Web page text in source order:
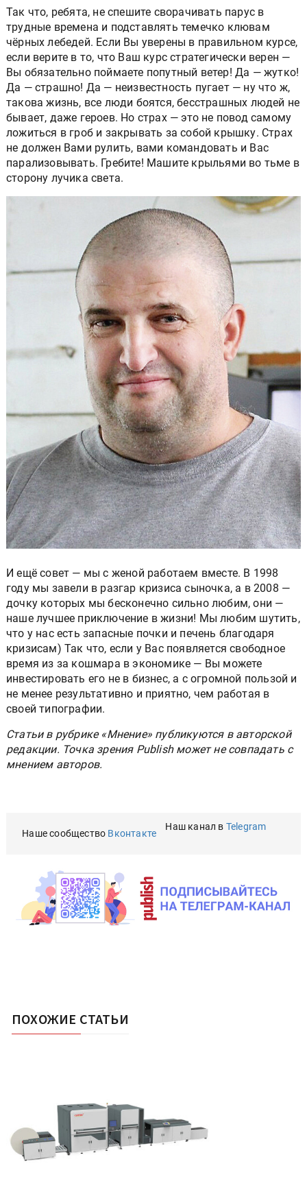
Так что, ребята, не спешите сворачивать парус в
трудные времена и подставлять темечко клювам
чёрных лебедей. Если Вы уверены в правильном курсе,
если верите в то, что Ваш курс стратегически верен —
Вы обязательно поймаете попутный ветер! Да — жутко!
Да — страшно! Да — неизвестность пугает — ну что ж,
такова жизнь, все люди боятся, бесстрашных людей не
бывает, даже героев. Но страх — это не повод самому
ложиться в гроб и закрывать за собой крышку. Страх
не должен Вами рулить, вами командовать и Вас
парализовывать. Гребите! Машите крыльями во тьме в
сторону лучика света.
И ещё совет — мы с женой работаем вместе. В 1998
году мы завели в разгар кризиса сыночка, а в 2008 —
дочку которых мы бесконечно сильно любим, они —
наше лучшее приключение в жизни! Мы любим шутить,
что у нас есть запасные почки и печень благодаря
кризисам) Так что, если у Вас появляется свободное
время из за кошмара в экономике — Вы можете
инвестировать его не в бизнес, а с огромной пользой и
не менее результативно и приятно, чем работая в
своей типографии.
Статьи в рубрике «Мнение» публикуются в авторской
редакции. Точка зрения Publish может не совпадать с
мнением авторов.
Наше сообщество Вконтакте
Наш канал в Telegram
ПОХОЖИЕ СТАТЬИ